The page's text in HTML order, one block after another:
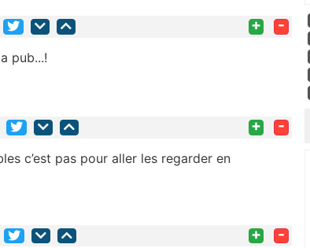
+ -
pub...!
+ -
c’est pas pour aller les regarder en
+ -